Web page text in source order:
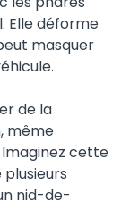
Elle déforme
masquer
de la
même
cette
plusieurs
nid-de-